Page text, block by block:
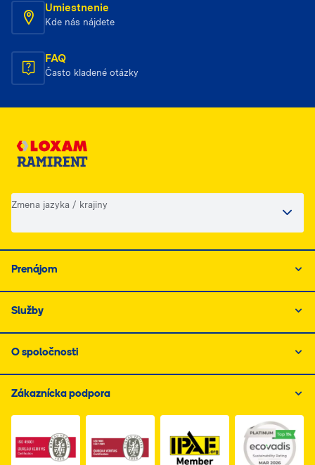
Umiestnenie
Kde nás nájdete
FAQ
Často kladené otázky
Zmena jazyka / krajiny
Prenájom
Služby
O spoločnosti
Zákaznícka podpora
Link do dokumentu PDF z certyfikatem ISO 1, otwiera
Link do dokumentu PDF z certyfikatem
Link do dokumentu